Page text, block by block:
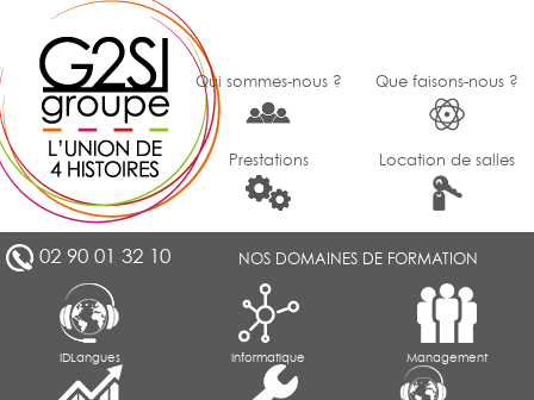
Qui sommes-nous ? Que faisons-nous ?
Prestations Location de salles
02 90 01 32 10 NOS DOMAINES DE FORMATION
IDLangues Informatique Management